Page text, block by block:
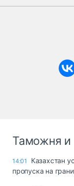
Таможня
14:01
Казахстан
пропуска на